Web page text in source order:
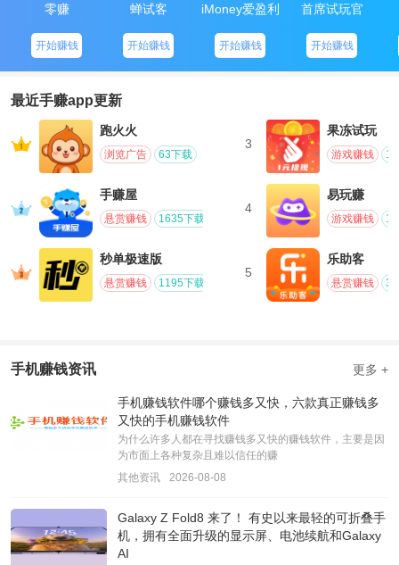
零赚
开始赚钱
蝉试客
开始赚钱
iMoney爱盈利
开始赚钱
首席试玩官
开始赚钱
最近手赚app更新
跑火火
浏览广告 63下载
手赚屋
悬赏赚钱 1635下载
秒单极速版
悬赏赚钱 1195下载
3
果冻试玩
游戏赚钱
4
易玩赚
游戏赚钱
5
乐助客
悬赏赚钱
手机赚钱资讯 更多 +
手机赚钱软件哪个赚钱多又快，六款真正赚钱多
又快的手机赚钱软件
为什么许多人都在寻找赚钱多又快的赚钱软件，主要是因
为市面上各种复杂且难以信任的赚
其他资讯
2026-08-08
Galaxy Z Fold8 来了！ 有史以来最轻的可折叠手
机，拥有全面升级的显示屏、电池续航和Galaxy
AI